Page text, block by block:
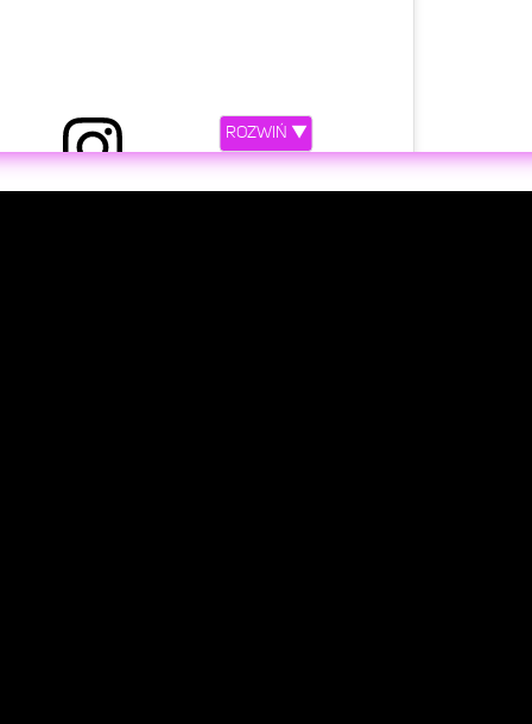
ROZWIŃ ▼